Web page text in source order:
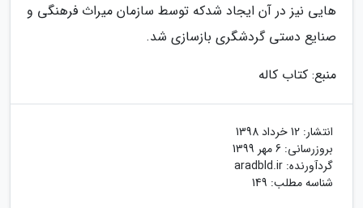
هایی نیز در آن ایجاد شدکه توسط سازمان میراث فرهنگی و
صنایع دستی گردشگری بازسازی شد.
منبع: کتاب کاله
انتشار: 12 خرداد 1398
بروزرسانی: 6 مهر 1399
گردآورنده: aradbld.ir
شناسه مطلب: 149